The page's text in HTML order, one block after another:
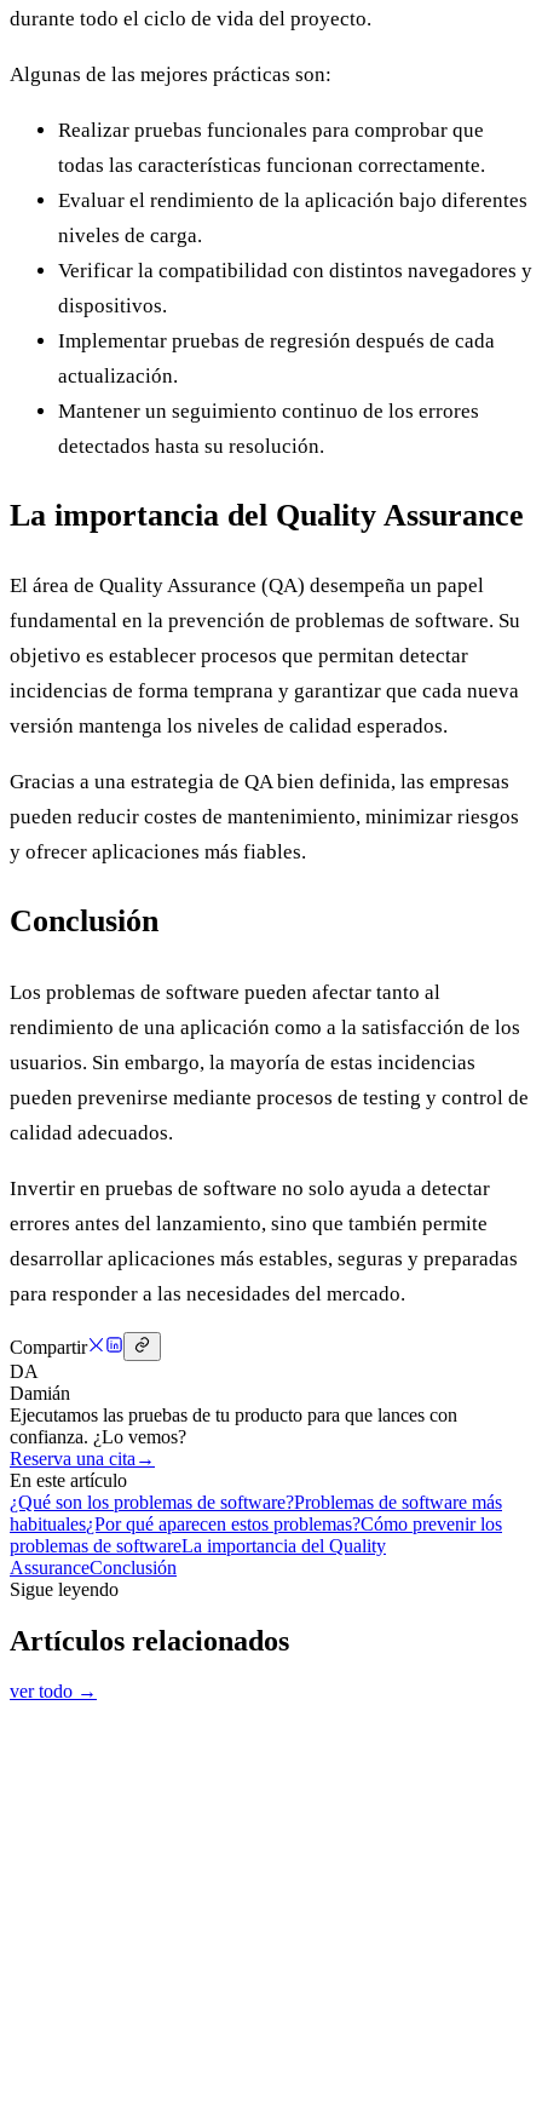
durante todo el ciclo de vida del proyecto.
Algunas de las mejores prácticas son:
Realizar pruebas funcionales para comprobar que
todas las características funcionan correctamente.
Evaluar el rendimiento de la aplicación bajo diferentes
niveles de carga.
Verificar la compatibilidad con distintos navegadores y
dispositivos.
Implementar pruebas de regresión después de cada
actualización.
Mantener un seguimiento continuo de los errores
detectados hasta su resolución.
La importancia del Quality Assurance
El área de Quality Assurance (QA) desempeña un papel
fundamental en la prevención de problemas de software. Su
objetivo es establecer procesos que permitan detectar
incidencias de forma temprana y garantizar que cada nueva
versión mantenga los niveles de calidad esperados.
Gracias a una estrategia de QA bien definida, las empresas
pueden reducir costes de mantenimiento, minimizar riesgos
y ofrecer aplicaciones más fiables.
Conclusión
Los problemas de software pueden afectar tanto al
rendimiento de una aplicación como a la satisfacción de los
usuarios. Sin embargo, la mayoría de estas incidencias
pueden prevenirse mediante procesos de testing y control de
calidad adecuados.
Invertir en pruebas de software no solo ayuda a detectar
errores antes del lanzamiento, sino que también permite
desarrollar aplicaciones más estables, seguras y preparadas
para responder a las necesidades del mercado.
Compartir
DA
Damián
Ejecutamos las pruebas de tu producto para que lances con
confianza. ¿Lo vemos?
Reserva una cita →
En este artículo
¿Qué son los problemas de software?Problemas de software más
habituales¿Por qué aparecen estos problemas?Cómo prevenir los
problemas de softwareLa importancia del Quality
AssuranceConclusión
Sigue leyendo
Artículos relacionados
ver todo →